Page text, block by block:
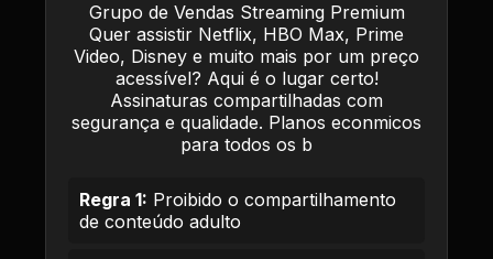
Grupo de Vendas Streaming Premium
Quer assistir Netflix, HBO Max, Prime
Video, Disney e muito mais por um preço
acessível? Aqui é o lugar certo!
Assinaturas compartilhadas com
segurança e qualidade. Planos econmicos
para todos os b
Regra 1: Proibido o compartilhamento
de conteúdo adulto